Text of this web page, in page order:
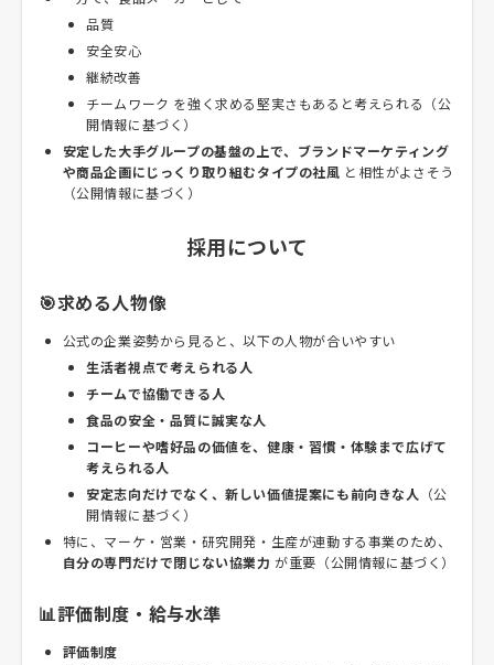
品質
安全安心
継続改善
チームワーク を強く求める堅実さもあると考えられる（公
開情報に基づく）
安定した大手グループの基盤の上で、ブランドマーケティング
や商品企画にじっくり取り組むタイプの社風 と相性がよさそう
（公開情報に基づく）
採用について
🎯求める人物像
公式の企業姿勢から見ると、以下の人物が合いやすい
生活者視点で考えられる人
チームで協働できる人
食品の安全・品質に誠実な人
コーヒーや嗜好品の価値を、健康・習慣・体験まで広げて
考えられる人
安定志向だけでなく、新しい価値提案にも前向きな人 （公
開情報に基づく）
特に、マーケ・営業・研究開発・生産が連動する事業のため、
自分の専門だけで閉じない協業力 が重要（公開情報に基づく）
📊評価制度・給与水準
評価制度